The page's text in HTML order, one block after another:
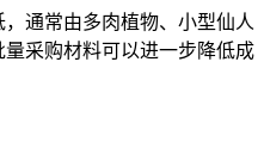
通常由多肉植物、小型仙人
采购材料可以进一步降低成